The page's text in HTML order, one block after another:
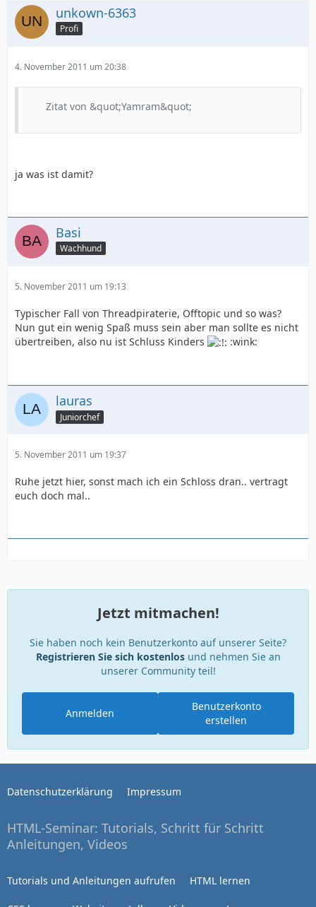
unkown-6363
Profi
4. November 2011 um 20:38
Zitat von &quot;Yamram&quot;
ja was ist damit?
Basi
Wachhund
5. November 2011 um 19:13
Typischer Fall von Threadpiraterie, Offtopic und so was?
Nun gut ein wenig Spaß muss sein aber man sollte es nicht
übertreiben, also nu ist Schluss Kinders
:wink:
lauras
Juniorchef
5. November 2011 um 19:37
Ruhe jetzt hier, sonst mach ich ein Schloss dran.. vertragt
euch doch mal..
Jetzt mitmachen!
Sie haben noch kein Benutzerkonto auf unserer Seite?
Registrieren Sie sich kostenlosund nehmen Sie an
unserer Community teil!
Benutzerkonto
erstellen
Anmelden
Datenschutzerklärung Impressum
HTML-Seminar: Tutorials, Schritt für Schritt
Anleitungen, Videos
Tutorials und Anleitungen aufrufen HTML lernen